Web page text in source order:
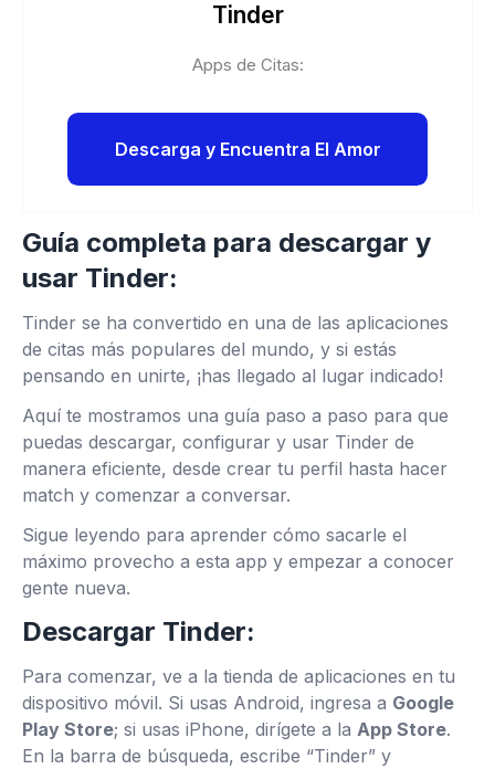
Tinder
Apps de Citas:
Descarga y Encuentra El Amor
Guía completa para descargar y
usar Tinder:
Tinder se ha convertido en una de las aplicaciones
de citas más populares del mundo, y si estás
pensando en unirte, ¡has llegado al lugar indicado!
Aquí te mostramos una guía paso a paso para que
puedas descargar, configurar y usar Tinder de
manera eficiente, desde crear tu perfil hasta hacer
match y comenzar a conversar.
Sigue leyendo para aprender cómo sacarle el
máximo provecho a esta app y empezar a conocer
gente nueva.
Descargar Tinder:
Para comenzar, ve a la tienda de aplicaciones en tu
dispositivo móvil. Si usas Android, ingresa a Google
Play Store; si usas iPhone, dirígete a la App Store.
En la barra de búsqueda, escribe “Tinder” y